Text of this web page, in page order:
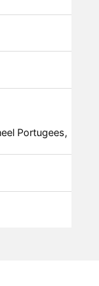
Portugees,